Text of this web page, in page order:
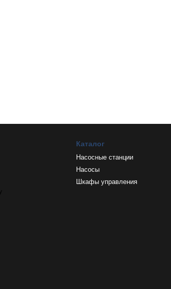
Каталог
Насосные станции
Насосы
Шкафы управления